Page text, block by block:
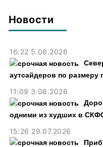
Новости
16:22 5.08.2026
аутсайдеров по размеру
11:09 3.08.2026
одними из худших в
15:26 29.07.2026